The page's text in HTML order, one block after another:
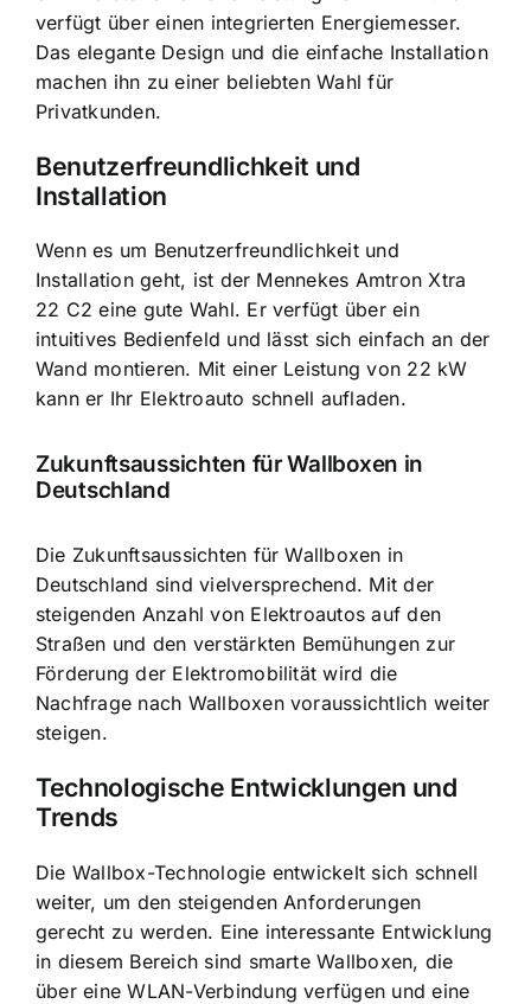
verfügt über einen integrierten Energiemesser.
Das elegante Design und die einfache Installation
machen ihn zu einer beliebten Wahl für
Privatkunden.
Benutzerfreundlichkeit und
Installation
Wenn es um Benutzerfreundlichkeit und
Installation geht, ist der Mennekes Amtron Xtra
22 C2 eine gute Wahl. Er verfügt über ein
intuitives Bedienfeld und lässt sich einfach an der
Wand montieren. Mit einer Leistung von 22 kW
kann er Ihr Elektroauto schnell aufladen.
Zukunftsaussichten für Wallboxen in
Deutschland
Die Zukunftsaussichten für Wallboxen in
Deutschland sind vielversprechend. Mit der
steigenden Anzahl von Elektroautos auf den
Straßen und den verstärkten Bemühungen zur
Förderung der Elektromobilität wird die
Nachfrage nach Wallboxen voraussichtlich weiter
steigen.
Technologische Entwicklungen und
Trends
Die Wallbox-Technologie entwickelt sich schnell
weiter, um den steigenden Anforderungen
gerecht zu werden. Eine interessante Entwicklung
in diesem Bereich sind smarte Wallboxen, die
über eine WLAN-Verbindung verfügen und eine